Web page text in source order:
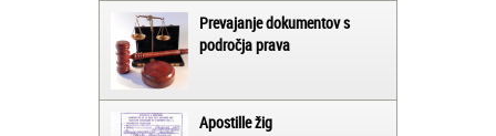
Prevajanje dokumentov s
področja prava
Apostille žig